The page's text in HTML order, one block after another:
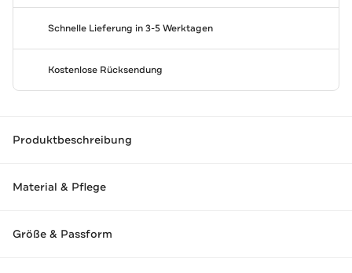
Schnelle Lieferung in 3-5 Werktagen
Kostenlose Rücksendung
Produktbeschreibung
Material & Pflege
Größe & Passform